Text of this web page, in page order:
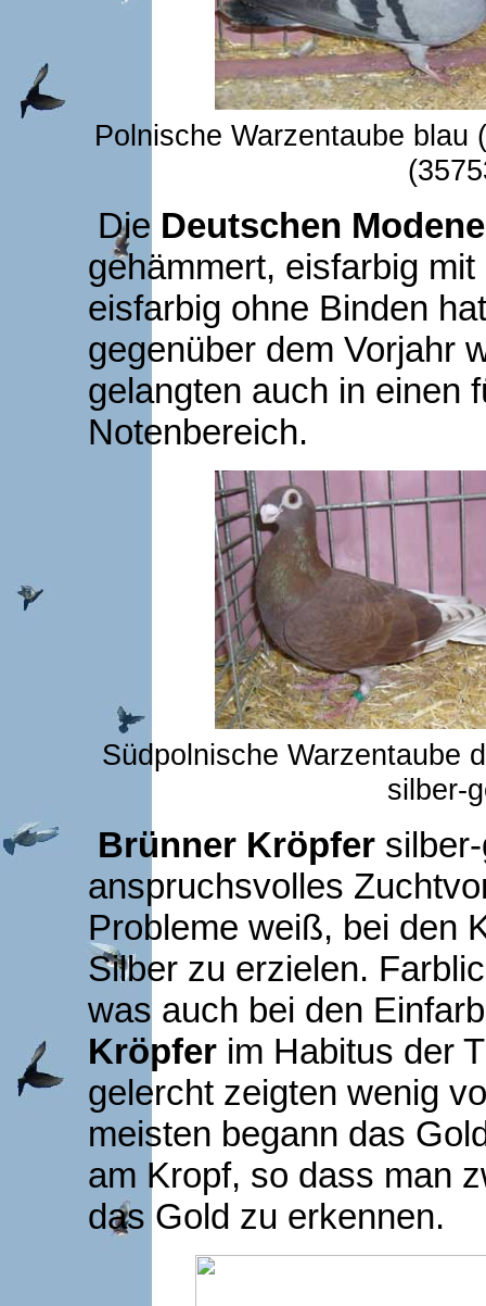
Polnische Warzentaube
Die Deutschen
gehämmert, eisfarbig
eisfarbig ohne Binden
gegenüber dem Vorjahr
gelangten auch in einen
Notenbereich.
Südpolnische Warzentaube
silber-
Brünner Kröpfersilber-
anspruchsvolles
Probleme weiß, bei den
Silber zu erzielen.
was auch bei den
Kröpferim Habitus der
gelercht zeigten wenig
meisten begann das
am Kropf, so dass man
das Gold zu erkennen.